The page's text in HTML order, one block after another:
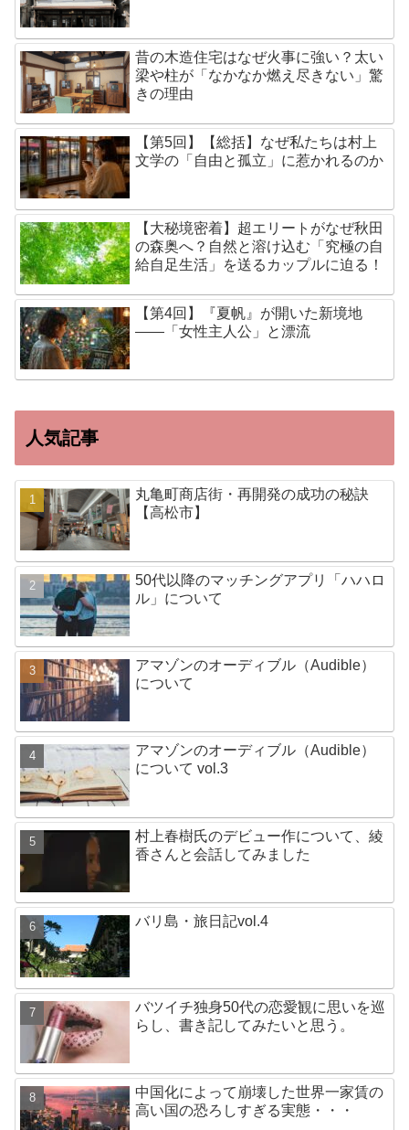
昔の木造住宅はなぜ火事に強い？太い
梁や柱が「なかなか燃え尽きない」驚
きの理由
【第5回】【総括】なぜ私たちは村上
文学の「自由と孤立」に惹かれるのか
【大秘境密着】超エリートがなぜ秋田
の森奥へ？自然と溶け込む「究極の自
給自足生活」を送るカップルに迫る！
【第4回】『夏帆』が開いた新境地
——「女性主人公」と漂流
人気記事
丸亀町商店街・再開発の成功の秘訣
【高松市】
50代以降のマッチングアプリ「ハハロ
ル」について
アマゾンのオーディブル（Audible）
について
アマゾンのオーディブル（Audible）
について vol.3
村上春樹氏のデビュー作について、綾
香さんと会話してみました
バリ島・旅日記vol.4
バツイチ独身50代の恋愛観に思いを巡
らし、書き記してみたいと思う。
中国化によって崩壊した世界一家賃の
高い国の恐ろしすぎる実態・・・